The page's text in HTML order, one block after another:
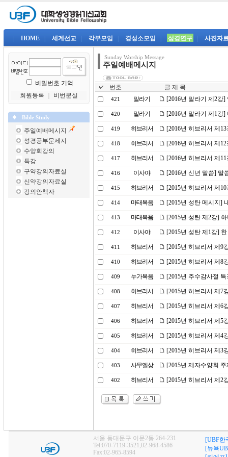
HOME 세계선교 각부모임 경성소모임 성경연구 사진자
비밀번호 기억
회원등록
비번분실
Bible Study
주일예배메시지
성경공부문제지
수양회강의
특강
구약강의자료실
신약강의자료실
강의안책자
Sunday Worship Message
주일예배메시지
번호 글 제 목
421 말라기 [2016년 말라기 제2강]
420 말라기 [2016년 말라기 제1강
419 히브리서 [2016년 히브리서 제
418 히브리서 [2016년 히브리서 제
417 히브리서 [2016년 히브리서 제
416 이사야 [2016년 신년 말씀] 말
415 히브리서 [2015년 히브리서 제
414 마태복음 [2015년 성탄 메시지]
413 마태복음 [2015년 성탄 제2강]
412 이사야 [2015년 성탄 제1강]
411 히브리서 [2015년 히브리서 제9
410 히브리서 [2015년 히브리서 제8
409 누가복음 [2015년 추수감사절
408 히브리서 [2015년 히브리서 제7
407 히브리서 [2015년 히브리서 제6
406 히브리서 [2015년 히브리서 제5
405 히브리서 [2015년 히브리서 제4
404 히브리서 [2015년 히브리서 제3
403 사무엘상 [2015년 제자수양회
402 히브리서 [2015년 히브리서 제2
서울 동대문구 이문2동 264-231
Tel:070-7119-3521,02-968-4586
Fax:02-965-8594
[UBF한
[뉴욕